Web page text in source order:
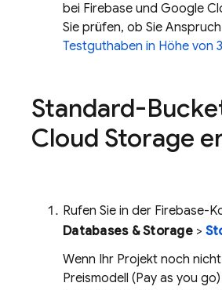
bei Firebase und Google
Sie prüfen, ob Sie
Testguthaben in Höhe von
Standard-
Cloud Storage
Rufen Sie in der Firebase-
Databases & Storage>
Wenn Ihr Projekt noch
Preismodell (Pay as you